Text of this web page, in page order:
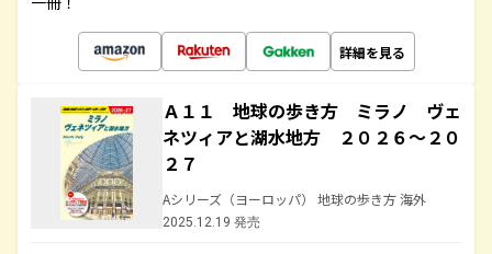
詳細を見る
Ａ１１ 地球の歩き方 ミラノ ヴェ
ネツィアと湖水地方 ２０２６～２０
２７
Aシリーズ（ヨーロッパ） 地球の歩き方 海外
2025.12.19 発売